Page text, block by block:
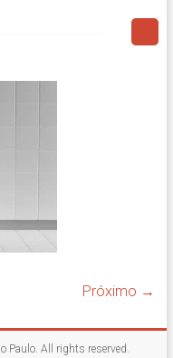
Próximo →
Paulo. All rights reserved.